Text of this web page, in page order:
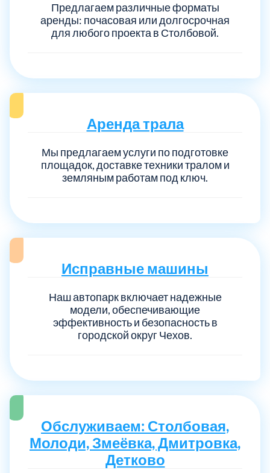
Предлагаем различные форматы
аренды: почасовая или долгосрочная
для любого проекта в Столбовой.
Аренда трала
Мы предлагаем услуги по подготовке
площадок, доставке техники тралом и
земляным работам под ключ.
Исправные машины
Наш автопарк включает надежные
модели, обеспечивающие
эффективность и безопасность в
городской округ Чехов.
Обслуживаем: Столбовая,
Молоди, Змеёвка, Дмитровка,
Детково